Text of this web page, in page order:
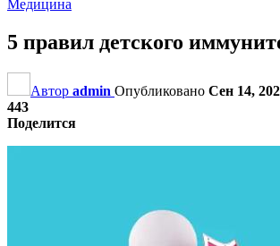
Медицина
5 правил детского
Автор admin Опубликовано Сен 14,
443
Поделится